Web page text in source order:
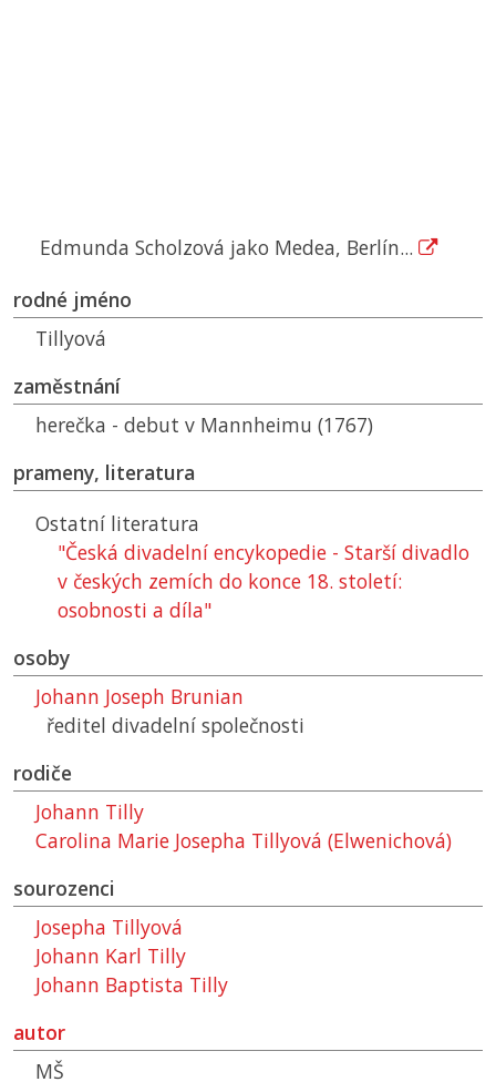
Edmunda Scholzová jako Medea, Berlín...
rodné jméno
Tillyová
zaměstnání
herečka - debut v Mannheimu (1767)
prameny, literatura
Ostatní literatura
"Česká divadelní encykopedie - Starší divadlo
v českých zemích do konce 18. století:
osobnosti a díla"
osoby
Johann Joseph Brunian
ředitel divadelní společnosti
rodiče
Johann Tilly
Carolina Marie Josepha Tillyová (Elwenichová)
sourozenci
Josepha Tillyová
Johann Karl Tilly
Johann Baptista Tilly
autor
MŠ